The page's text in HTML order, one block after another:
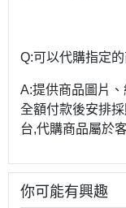
Q:可以代購指定
A:提供商品圖片
全額付款後安排
台,代購商品屬於
你可能有興趣